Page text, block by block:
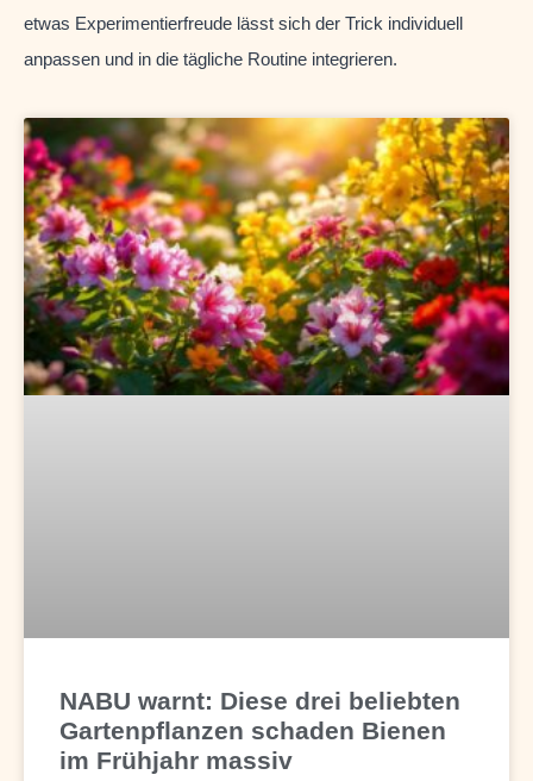
NABU warnt: Diese drei beliebten
Gartenpflanzen schaden Bienen
im Frühjahr massiv
etwas Experimentierfreude lässt sich der Trick individuell
anpassen und in die tägliche Routine integrieren.